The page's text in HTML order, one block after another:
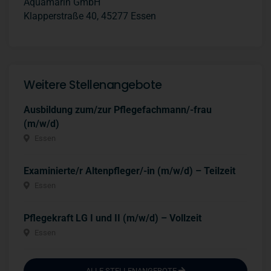
Aquamarin GmbH
Klapperstraße 40, 45277 Essen
Weitere Stellenangebote
Ausbildung zum/zur Pflegefachmann/-frau
(m/w/d)
Examinierte/r Altenpfleger/-in (m/w/d) – Teilzeit
Pflegekraft LG I und II (m/w/d) – Vollzeit